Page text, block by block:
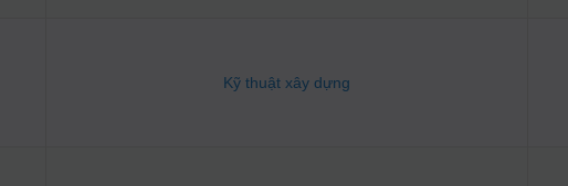
Kỹ thuật xây dựng